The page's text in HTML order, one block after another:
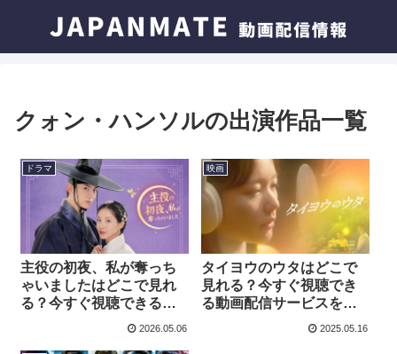
クォン・ハンソルの出演作品一覧
ドラマ
主役の初夜、私が奪っち
ゃいましたはどこで見れ
る？今すぐ視聴できる動
画配信サービスを紹介！
2026.05.06
映画
タイヨウのウタはどこで
見れる？今すぐ視聴でき
る動画配信サービスを紹
2025.05.16